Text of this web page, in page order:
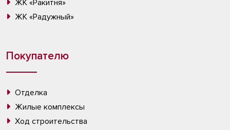
ЖК «Ракитня»
ЖК «Радужный»
Покупателю
Отделка
Жилые комплексы
Ход строительства